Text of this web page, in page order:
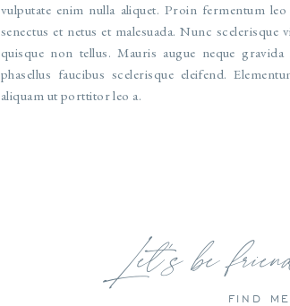
vulputate enim nulla aliquet. Proin fermentum
senectus et netus et malesuada. Nunc
quisque non tellus. Mauris augue neque
phasellus faucibus scelerisque eleifend.
aliquam ut porttitor leo a.
FIND
Let's be